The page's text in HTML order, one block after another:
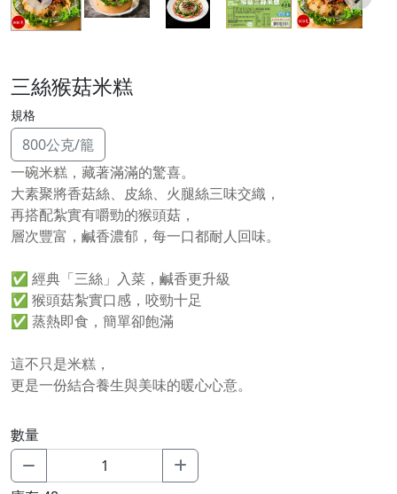
三絲猴菇米糕
規格
800公克/籠
一碗米糕，藏著滿滿的驚喜。
大素聚將香菇絲、皮絲、火腿絲三味交織，
再搭配紮實有嚼勁的猴頭菇，
層次豐富，鹹香濃郁，每一口都耐人回味。
✅ 經典「三絲」入菜，鹹香更升級
✅ 猴頭菇紮實口感，咬勁十足
✅ 蒸熱即食，簡單卻飽滿
這不只是米糕，
更是一份結合養生與美味的暖心心意。
數量